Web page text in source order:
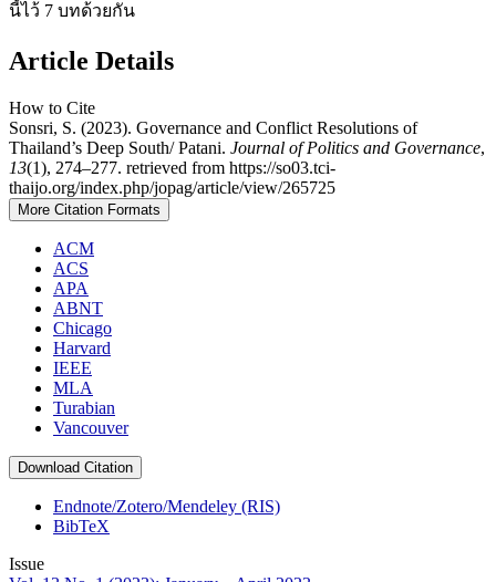
นี้ไว้ 7 บทด้วยกัน
Article Details
How to Cite
Sonsri, S. (2023). Governance and Conflict Resolutions of
Thailand’s Deep South/ Patani. Journal of Politics and Governance,
13(1), 274–277. retrieved from https://so03.tci-
thaijo.org/index.php/jopag/article/view/265725
More Citation Formats
ACM
ACS
APA
ABNT
Chicago
Harvard
IEEE
MLA
Turabian
Vancouver
Download Citation
Endnote/Zotero/Mendeley (RIS)
BibTeX
Issue